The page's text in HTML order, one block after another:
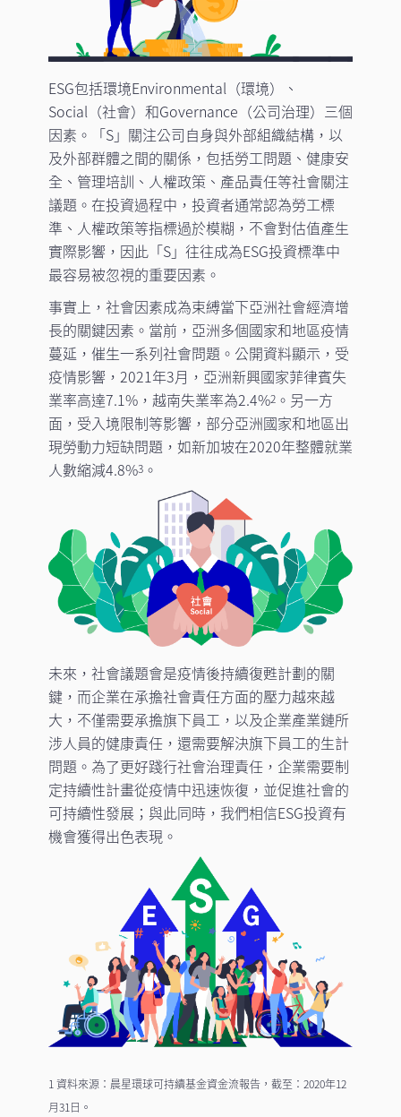
ESG包括環境Environmental（環境）、
Social（社會）和Governance（公司治理）三個
因素。「S」關注公司自身與外部組織結構，以
及外部群體之間的關係，包括勞工問題、健康安
全、管理培訓、人權政策、產品責任等社會關注
議題。在投資過程中，投資者通常認為勞工標
準、人權政策等指標過於模糊，不會對估值產生
實際影響，因此「S」往往成為ESG投資標準中
最容易被忽視的重要因素。
事實上，社會因素成為束縛當下亞洲社會經濟增
長的關鍵因素。當前，亞洲多個國家和地區疫情
蔓延，催生一系列社會問題。公開資料顯示，受
疫情影響，2021年3月，亞洲新興國家菲律賓失
業率高達7.1%，越南失業率為2.4%2。另一方
面，受入境限制等影響，部分亞洲國家和地區出
現勞動力短缺問題，如新加坡在2020年整體就業
人數縮減4.8%3。
未來，社會議題會是疫情後持續復甦計劃的關
鍵，而企業在承擔社會責任方面的壓力越來越
大，不僅需要承擔旗下員工，以及企業產業鏈所
涉人員的健康責任，還需要解決旗下員工的生計
問題。為了更好踐行社會治理責任，企業需要制
定持續性計畫從疫情中迅速恢復，並促進社會的
可持續性發展；與此同時，我們相信ESG投資有
機會獲得出色表現。
1 資料來源：晨星環球可持續基金資金流報告，截至：2020年12
月31日。